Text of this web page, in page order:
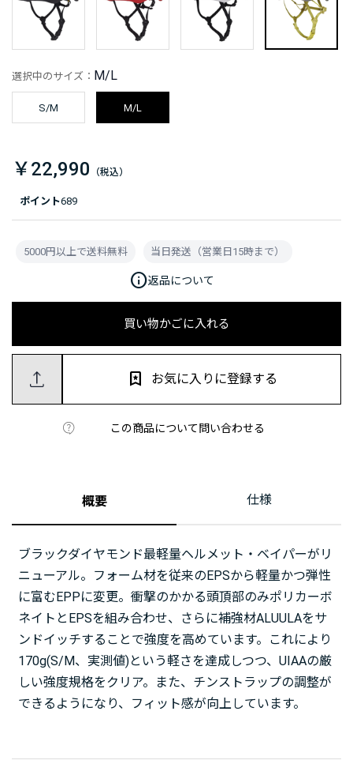
ポイント689
選択中のサイズ： M/L
S/M M/L
￥22,990
買い物かごに入れる
この商品について問い合わせる
お気に入りに登録する
5000円以上で送料無料 当日発送（営業日15時まで）
info返品について
概要 仕様
ブラックダイヤモンド最軽量ヘルメット・ベイパーがリ
ニューアル。フォーム材を従来のEPSから軽量かつ弾性
に富むEPPに変更。衝撃のかかる頭頂部のみポリカーボ
ネイトとEPSを組み合わせ、さらに補強材ALUULAをサ
ンドイッチすることで強度を高めています。これにより
170g(S/M、実測値)という軽さを達成しつつ、UIAAの厳
しい強度規格をクリア。また、チンストラップの調整が
できるようになり、フィット感が向上しています。